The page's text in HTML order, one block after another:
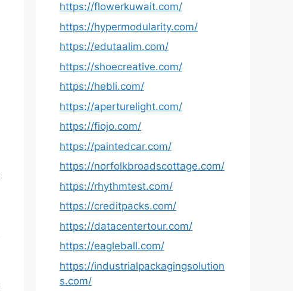
https://flowerkuwait.com/
https://hypermodularity.com/
https://edutaalim.com/
https://shoecreative.com/
https://hebli.com/
https://aperturelight.com/
https://fiojo.com/
https://paintedcar.com/
https://norfolkbroadscottage.com/
https://rhythmtest.com/
https://creditpacks.com/
https://datacentertour.com/
https://eagleball.com/
https://industrialpackagingsolution
s.com/